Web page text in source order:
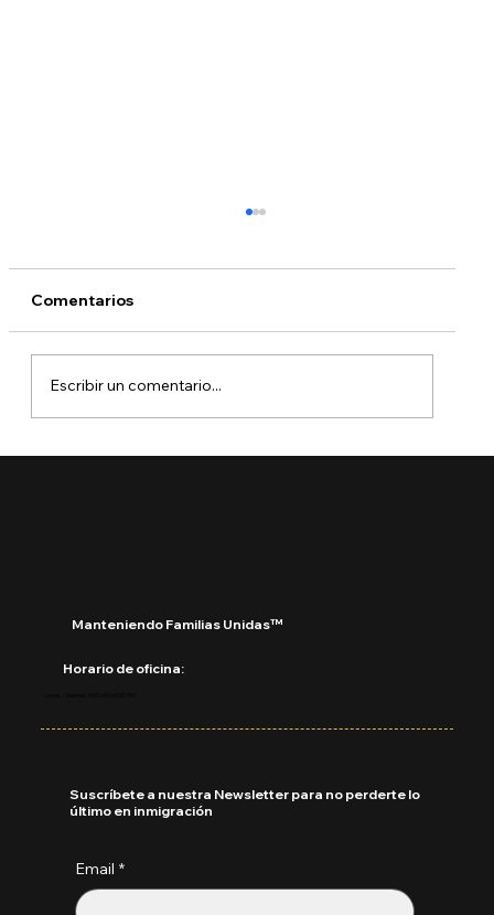
¿Qué está pasando con DACA?
Comentarios
Escribir un comentario...
Manteniendo Familias Unidas™
Horario de oficina:
Email *
Suscríbete a nuestra Newsletter para no perderte lo
último en inmigración